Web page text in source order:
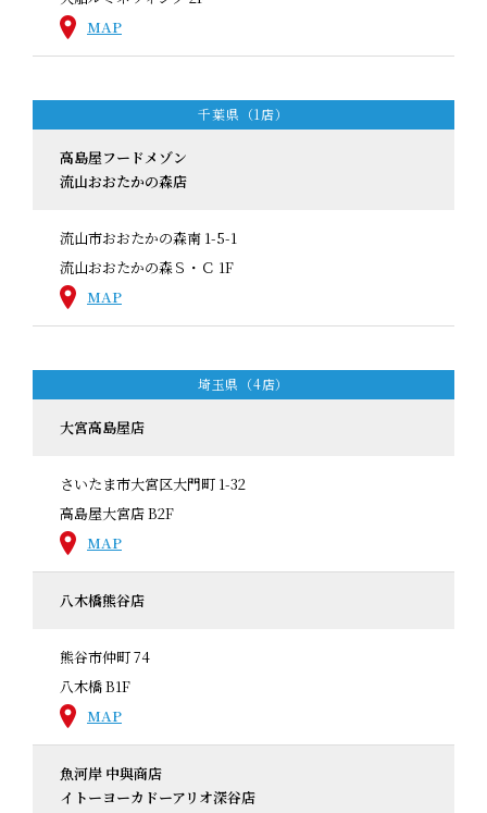
MAP
千葉県（1店）
高島屋フードメゾン
流山おおたかの森店
流山市おおたかの森南 1-5-1
流山おおたかの森Ｓ・Ｃ 1F
MAP
埼玉県（4店）
大宮高島屋店
さいたま市大宮区大門町 1-32
高島屋大宮店 B2F
MAP
八木橋熊谷店
熊谷市仲町 74
八木橋 B1F
MAP
魚河岸 中與商店
イトーヨーカドーアリオ深谷店